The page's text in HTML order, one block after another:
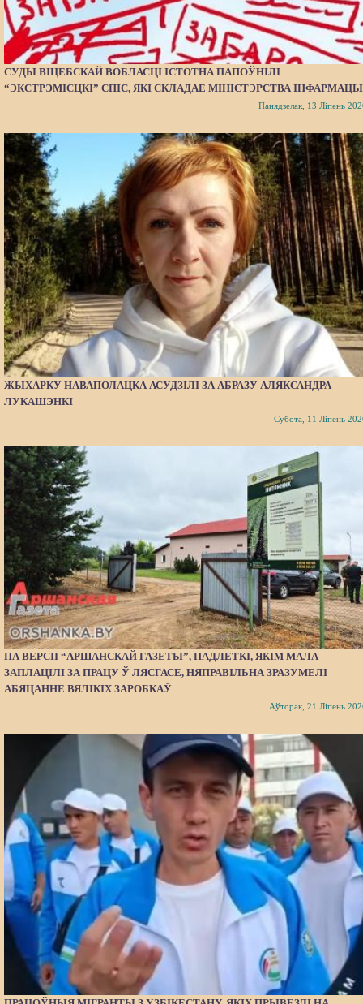
СУДЫ ВІЦЕБСКАЙ ВОБЛАСЦІ ІСТОТНА ПАПОЎНІЛІ
“ЭКСТРЭМІСЦКІ” СПІС, ЯКІ СКЛАДАЕ МІНІСТЭРСТВА
Панядзелак, 13 Ліпень
ЖЫХАРКУ НАВАПОЛАЦКА АСУДЗІЛІ ЗА АБРАЗУ АЛЯКСАНДРА
ЛУКАШЭНКІ
Субота, 11 Ліпень
ПА ВЕРСІІ “АРШАНСКАЙ ГАЗЕТЫ”, ПАДЛЕТКІ, ЯКІМ МАЛА
ЗАПЛАЦІЛІ ЗА ПРАЦУ Ў ЛЯСГАСЕ, НЯПРАВІЛЬНА ЗРАЗУМЕЛІ
АБЯЦАННЕ ВЯЛІКІХ ЗАРОБКАЎ
Аўторак, 21 Ліпень